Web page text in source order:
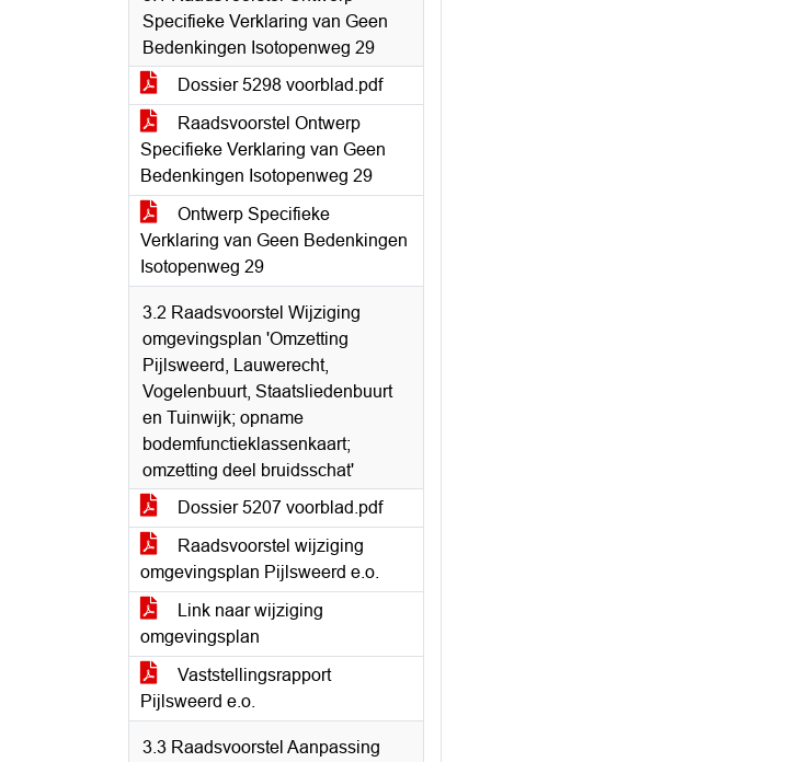
Specifieke Verklaring van Geen
Bedenkingen Isotopenweg 29
Dossier 5298 voorblad.pdf
Raadsvoorstel Ontwerp
Specifieke Verklaring van Geen
Bedenkingen Isotopenweg 29
Ontwerp Specifieke
Verklaring van Geen Bedenkingen
Isotopenweg 29
3.2 Raadsvoorstel Wijziging
omgevingsplan 'Omzetting
Pijlsweerd, Lauwerecht,
Vogelenbuurt, Staatsliedenbuurt
en Tuinwijk; opname
bodemfunctieklassenkaart;
omzetting deel bruidsschat'
Dossier 5207 voorblad.pdf
Raadsvoorstel wijziging
omgevingsplan Pijlsweerd e.o.
Link naar wijziging
omgevingsplan
Vaststellingsrapport
Pijlsweerd e.o.
3.3 Raadsvoorstel Aanpassing